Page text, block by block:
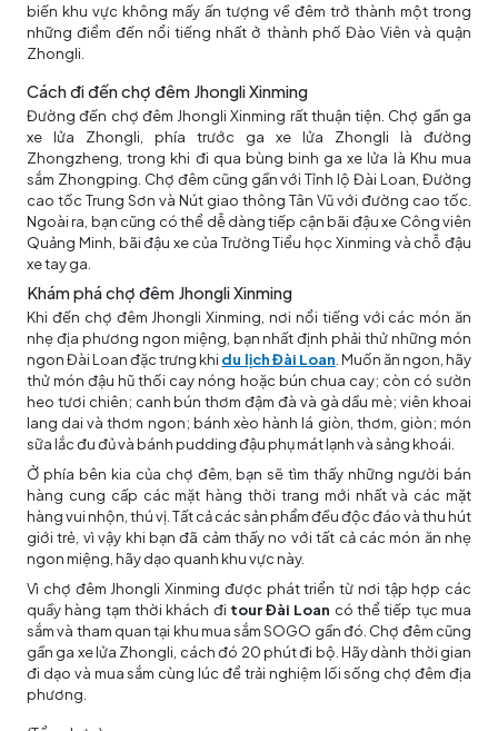
biến khu vực không mấy ấn tượng về đêm trở thành một trong
những điểm đến nổi tiếng nhất ở thành phố Đào Viên và quận
Zhongli.
Cách đi đến chợ đêm Jhongli Xinming
Đường đến chợ đêm Jhongli Xinming rất thuận tiện. Chợ gần ga
xe lửa Zhongli, phía trước ga xe lửa Zhongli là đường
Zhongzheng, trong khi đi qua bùng binh ga xe lửa là Khu mua
sắm Zhongping. Chợ đêm cũng gần với Tỉnh lộ Đài Loan, Đường
cao tốc Trung Sơn và Nút giao thông Tân Vũ với đường cao tốc.
Ngoài ra, bạn cũng có thể dễ dàng tiếp cận bãi đậu xe Công viên
Quảng Minh, bãi đậu xe của Trường Tiểu học Xinming và chỗ đậu
xe tay ga.
Khám phá chợ đêm Jhongli Xinming
Khi đến chợ đêm Jhongli Xinming, nơi nổi tiếng với các món ăn
nhẹ địa phương ngon miệng, bạn nhất định phải thử những món
ngon Đài Loan đặc trưng khi du lịch Đài Loan . Muốn ăn ngon, hãy
thử món đậu hũ thối cay nóng hoặc bún chua cay; còn có sườn
heo tươi chiên; canh bún thơm đậm đà và gà dầu mè; viên khoai
lang dai và thơm ngon; bánh xèo hành lá giòn, thơm, giòn; món
sữa lắc đu đủ và bánh pudding đậu phụ mát lạnh và sảng khoái.
Ở phía bên kia của chợ đêm, bạn sẽ tìm thấy những người bán
hàng cung cấp các mặt hàng thời trang mới nhất và các mặt
hàng vui nhộn, thú vị. Tất cả các sản phẩm đều độc đáo và thu hút
giới trẻ, vì vậy khi bạn đã cảm thấy no với tất cả các món ăn nhẹ
ngon miệng, hãy dạo quanh khu vực này.
Vì chợ đêm Jhongli Xinming được phát triển từ nơi tập hợp các
quầy hàng tạm thời khách đi tour Đài Loan có thể tiếp tục mua
sắm và tham quan tại khu mua sắm SOGO gần đó. Chợ đêm cũng
gần ga xe lửa Zhongli, cách đó 20 phút đi bộ. Hãy dành thời gian
đi dạo và mua sắm cùng lúc để trải nghiệm lối sống chợ đêm địa
phương.